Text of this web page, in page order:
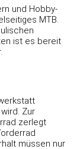
und Hobby-
MTB.
ist es bereit
Zur
zerlegt
müssen nur